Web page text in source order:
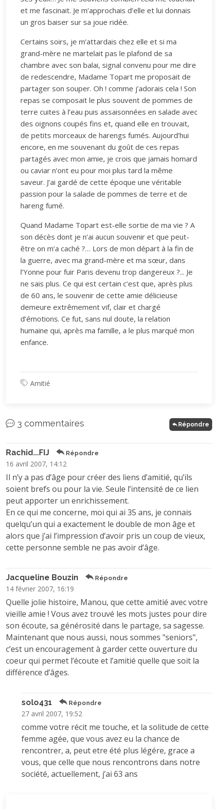
et me fascinait. Je m’approchais d’elle et lui donnais
un gros baiser sur sa joue ridée.
Certains soirs, je m’attardais chez elle et si ma
grand-mère ne martelait pas le plafond de sa
chambre avec son balai, signal convenu pour me dire
de redescendre, Madame Topart me proposait de
partager son souper. Oh ! comme j’adorais cela ! Son
repas se composait le plus souvent de pommes de
terre cuites à l’eau puis assaisonnées en salade avec
des oignons coupés fins et, quand elle en trouvait,
de petits morceaux de harengs fumés. Aujourd’hui
encore, en me souvenant du goût de ces repas
partagés avec mon amie, je crois que jamais homard
ou caviar n’ont eu pour moi plus tard la même
saveur. J’ai gardé de cette époque une véritable
passion pour la salade de pommes de terre et de
hareng fumé.
Quand Madame Topart est-elle sortie de ma vie ? A
son décès dont je n’ai aucun souvenir et que peut-
être on m’a caché ?… Lors de mon départ à la fin de
la guerre, avec ma grand-mère et ma sœur, dans
l’Yonne pour fuir Paris devenu trop dangereux ?... Je
ne sais plus. Ce qui est certain c’est que, après plus
de 60 ans, le souvenir de cette amie délicieuse
demeure extrêmement vif, clair et chargé
d’émotions. Ce fut, sans nul doute, la relation
humaine qui, après ma famille, a le plus marqué mon
enfance.
Amitié
3 commentaires Répondre
Rachid...FIJ Répondre
16 avril 2007, 14:12
Il n’y a pas d’âge pour créer des liens d’amitié, qu’ils
soient brefs ou pour la vie. Seule l’intensité de ce lien
peut apporter un enrichissement.
En ce qui me concerne, moi qui ai 35 ans, je connais
quelqu’un qui a exactement le double de mon âge et
alors que j’ai l’impression d’avoir pris un coup de vieux,
cette personne semble ne pas avoir d’âge.
Jacqueline Bouzin Répondre
14 février 2007, 16:19
Quelle jolie histoire, Manou, que cette amitié avec votre
vieille amie ! Vous avez trouvé les mots justes pour dire
son écoute, sa générosité dans le partage, sa sagesse.
Maintenant que nous aussi, nous sommes "seniors",
c’est un encouragement à garder cette ouverture du
coeur qui permet l’écoute et l’amitié quelle que soit la
différence d’âges.
solo431 Répondre
27 avril 2007, 19:52
comme votre récit me touche, et la solitude de cette
femme agée, que vous avez eu la chance de
rencontrer, a, peut etre été plus légére, grace a
vous, que celle que nous rencontrons dans notre
société, actuellement, j’ai 63 ans